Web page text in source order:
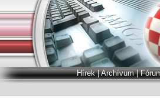
Hírek|Archívum|